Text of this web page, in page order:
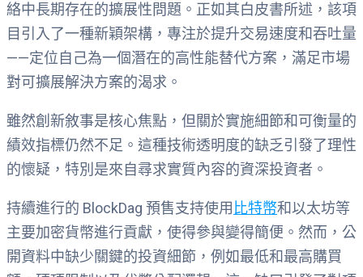
絡中長期存在的擴展性問題。正如其白皮書所述，該項
目引入了一種新穎架構，專注於提升交易速度和吞吐量
——定位自己為一個潛在的高性能替代方案，滿足市場
對可擴展解決方案的渴求。
雖然創新敘事是核心焦點，但關於實施細節和可衡量的
績效指標仍然不足。這種技術透明度的缺乏引發了理性
的懷疑，特別是來自尋求實質內容的資深投資者。
持續進行的 BlockDag 預售支持使用 比特幣和以太坊等
主要加密貨幣進行貢獻，使得參與變得簡便。然而，公
開資料中缺少關鍵的投資細節，例如最低和最高購買